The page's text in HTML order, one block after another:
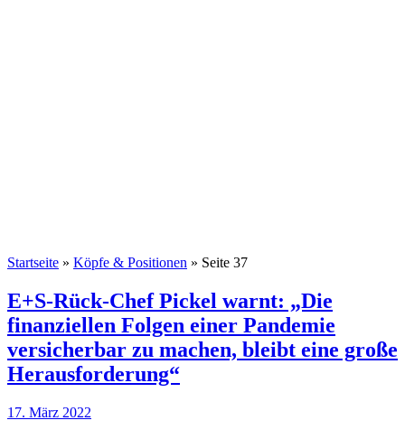
Startseite » Köpfe & Positionen » Seite 37
E+S-Rück-Chef Pickel warnt: „Die
finanziellen Folgen einer Pandemie
versicherbar zu machen, bleibt eine große
Herausforderung“
17. März 2022